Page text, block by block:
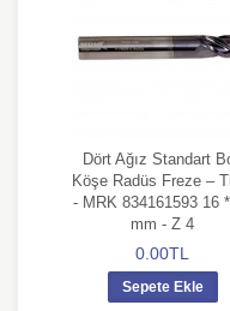
Dört Ağız Standart
Köşe Radüs Freze –
- MRK 834161593 16
mm - Z 4
0.00TL
Sepete Ekle